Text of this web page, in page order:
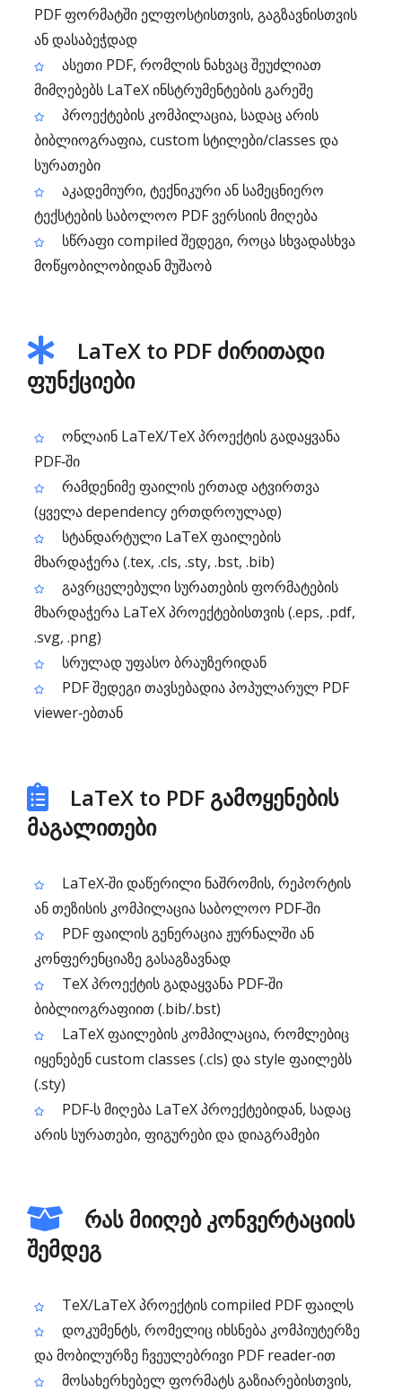
PDF ფორმატში ელფოსტისთვის, გაგზავნისთვის
ან დასაბეჭდად
ასეთი PDF, რომლის ნახვაც შეუძლიათ
მიმღებებს LaTeX ინსტრუმენტების გარეშე
პროექტების კომპილაცია, სადაც არის
ბიბლიოგრაფია, custom სტილები/classes და
სურათები
აკადემიური, ტექნიკური ან სამეცნიერო
ტექსტების საბოლოო PDF ვერსიის მიღება
სწრაფი compiled შედეგი, როცა სხვადასხვა
მოწყობილობიდან მუშაობ
LaTeX to PDF ძირითადი
ფუნქციები
ონლაინ LaTeX/TeX პროექტის გადაყვანა
PDF‑ში
რამდენიმე ფაილის ერთად ატვირთვა
(ყველა dependency ერთდროულად)
სტანდარტული LaTeX ფაილების
მხარდაჭერა (.tex, .cls, .sty, .bst, .bib)
გავრცელებული სურათების ფორმატების
მხარდაჭერა LaTeX პროექტებისთვის (.eps, .pdf,
.svg, .png)
სრულად უფასო ბრაუზერიდან
PDF შედეგი თავსებადია პოპულარულ PDF
viewer‑ებთან
LaTeX to PDF გამოყენების
მაგალითები
LaTeX‑ში დაწერილი ნაშრომის, რეპორტის
ან თეზისის კომპილაცია საბოლოო PDF‑ში
PDF ფაილის გენერაცია ჟურნალში ან
კონფერენციაზე გასაგზავნად
TeX პროექტის გადაყვანა PDF‑ში
ბიბლიოგრაფიით (.bib/.bst)
LaTeX ფაილების კომპილაცია, რომლებიც
იყენებენ custom classes (.cls) და style ფაილებს
(.sty)
PDF‑ს მიღება LaTeX პროექტებიდან, სადაც
არის სურათები, ფიგურები და დიაგრამები
რას მიიღებ კონვერტაციის
შემდეგ
TeX/LaTeX პროექტის compiled PDF ფაილს
დოკუმენტს, რომელიც იხსნება კომპიუტერზე
და მობილურზე ჩვეულებრივი PDF reader‑ით
მოსახერხებელ ფორმატს გაზიარებისთვის,